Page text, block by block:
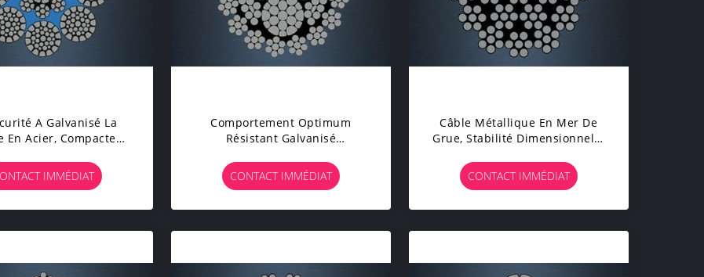
A Galvanisé La
En Acier, Compacte
De Haute De
Métallique
IMMÉDIAT
Comportement Optimum
Résistant Galvanisé
Câble Métallique De
Résistance À La Corrosion
CONTACT IMMÉDIAT
Câble Métallique En Mer De
Grue, Stabilité Dimensionnelle
Rotation
CONTACT IMMÉDIAT